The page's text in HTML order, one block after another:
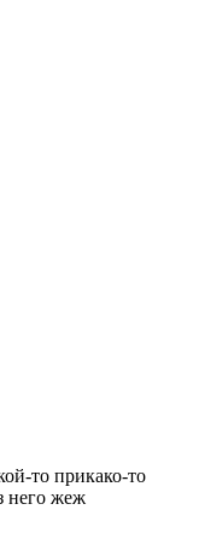
то прикако-то
него жеж